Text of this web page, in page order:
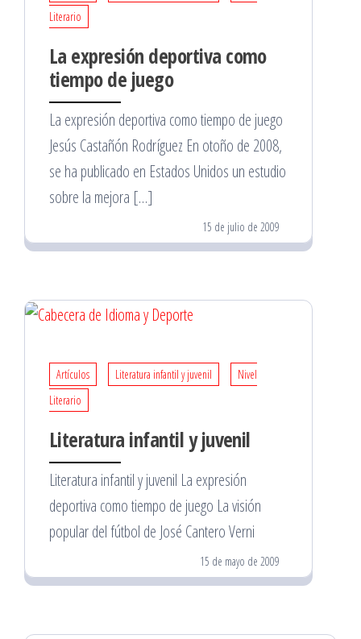
Literario
La expresión deportiva como
tiempo de juego
La expresión deportiva como tiempo de juego
Jesús Castañón Rodríguez En otoño de 2008,
se ha publicado en Estados Unidos un estudio
sobre la mejora […]
15 de julio de 2009
Artículos Literatura infantil y juvenil
Nivel
Literario
Literatura infantil y juvenil
Literatura infantil y juvenil La expresión
deportiva como tiempo de juego La visión
popular del fútbol de José Cantero Verni
15 de mayo de 2009